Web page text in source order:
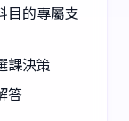
目的專屬支
課決策
答